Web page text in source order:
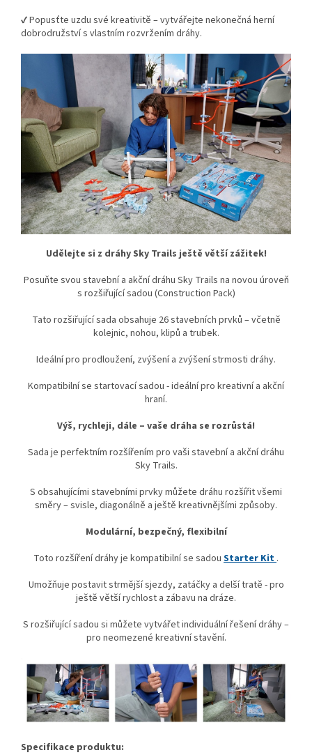
✔ Popusťte uzdu své kreativitě – vytvářejte nekonečná herní
dobrodružství s vlastním rozvržením dráhy.
Udělejte si z dráhy Sky Trails ještě větší zážitek!
Posuňte svou stavební a akční dráhu Sky Trails na novou úroveň
s rozšiřující sadou (Construction Pack)
Tato rozšiřující sada obsahuje 26 stavebních prvků – včetně
kolejnic, nohou, klipů a trubek.
Ideální pro prodloužení, zvýšení a zvýšení strmosti dráhy.
Kompatibilní se startovací sadou - ideální pro kreativní a akční
hraní.
Výš, rychleji, dále – vaše dráha se rozrůstá!
Sada je perfektním rozšířením pro vaši stavební a akční dráhu
Sky Trails.
S obsahujícími stavebními prvky můžete dráhu rozšířit všemi
směry – svisle, diagonálně a ještě kreativnějšími způsoby.
Modulární, bezpečný, flexibilní
Toto rozšíření dráhy je kompatibilní se sadou Starter Kit .
Umožňuje postavit strmější sjezdy, zatáčky a delší tratě - pro
ještě větší rychlost a zábavu na dráze.
S rozšiřující sadou si můžete vytvářet individuální řešení dráhy –
pro neomezené kreativní stavění.
Specifikace produktu: